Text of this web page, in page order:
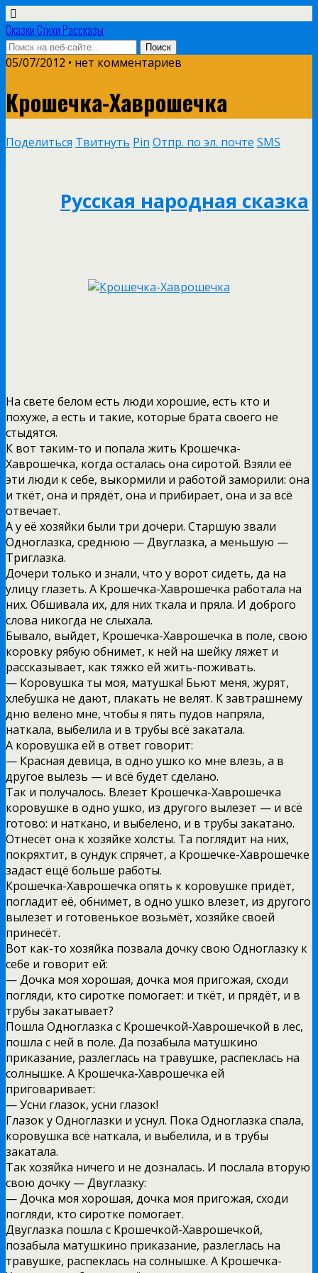
Сказки Стихи Рассказы
05/07/2012 • нет комментариев
Крошечка-Хаврошечка
Поделиться Твитнуть Pin Отпр. по эл. почте SMS
Русская народная сказка
На свете белом есть люди хорошие, есть кто и
похуже, а есть и такие, которые брата своего не
стыдятся.
К вот таким-то и попала жить Крошечка-
Хаврошечка, когда осталась она сиротой. Взяли её
эти люди к себе, выкормили и работой заморили: она
и ткёт, она и прядёт, она и прибирает, она и за всё
отвечает.
А у её хозяйки были три дочери. Старшую звали
Одноглазка, среднюю — Двуглазка, а меньшую —
Триглазка.
Дочери только и знали, что у ворот сидеть, да на
улицу глазеть. А Крошечка-Хаврошечка работала на
них. Обшивала их, для них ткала и пряла. И доброго
слова никогда не слыхала.
Бывало, выйдет, Крошечка-Хаврошечка в поле, свою
коровку рябую обнимет, к ней на шейку ляжет и
рассказывает, как тяжко ей жить-поживать.
— Коровушка ты моя, матушка! Бьют меня, журят,
хлебушка не дают, плакать не велят. К завтрашнему
дню велено мне, чтобы я пять пудов напряла,
наткала, выбелила и в трубы всё закатала.
А коровушка ей в ответ говорит:
— Красная девица, в одно ушко ко мне влезь, а в
другое вылезь — и всё будет сделано.
Так и получалось. Влезет Крошечка-Хаврошечка
коровушке в одно ушко, из другого вылезет — и всё
готово: и наткано, и выбелено, и в трубы закатано.
Отнесёт она к хозяйке холсты. Та поглядит на них,
покряхтит, в сундук спрячет, а Крошечке-Хаврошечке
задаст ещё больше работы.
Крошечка-Хаврошечка опять к коровушке придёт,
погладит её, обнимет, в одно ушко влезет, из другого
вылезет и готовенькое возьмёт, хозяйке своей
принесёт.
Вот как-то хозяйка позвала дочку свою Одноглазку к
себе и говорит ей:
— Дочка моя хорошая, дочка моя пригожая, сходи
погляди, кто сиротке помогает: и ткёт, и прядёт, и в
трубы закатывает?
Пошла Одноглазка с Крошечкой-Хаврошечкой в лес,
пошла с ней в поле. Да позабыла матушкино
приказание, разлеглась на травушке, распеклась на
солнышке. А Крошечка-Хаврошечка ей
приговаривает:
— Усни глазок, усни глазок!
Глазок у Одноглазки и уснул. Пока Одноглазка спала,
коровушка всё наткала, и выбелила, и в трубы
закатала.
Так хозяйка ничего и не дозналась. И послала вторую
свою дочку — Двуглазку:
— Дочка моя хорошая, дочка моя пригожая, сходи
погляди, кто сиротке помогает.
Двуглазка пошла с Крошечкой-Хаврошечкой,
позабыла матушкино приказание, разлеглась на
травушке, распеклась на солнышке. А Крошечка-